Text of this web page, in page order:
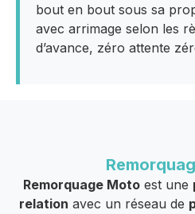
bout en bout sous sa
avec arrimage selon les
d’avance, zéro attente
Remorquage Motoest une
relation avec un réseau de